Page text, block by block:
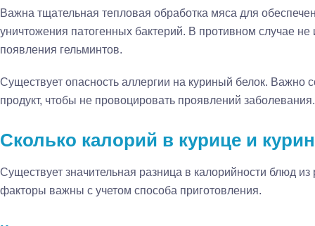
Важна тщательная тепловая обработка мяса для
уничтожения патогенных бактерий. В противном случае не
появления гельминтов.
Существует опасность аллергии на куриный белок. Важно
продукт, чтобы не провоцировать проявлений заболевания.
Сколько калорий в курице и
Существует значительная разница в калорийности блюд
факторы важны с учетом способа приготовления.